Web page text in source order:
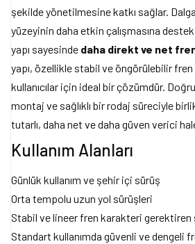
şekilde yönetilmesine katkı sağlar.
yüzeyinin daha etkin çalışmasına
yapı sayesinde daha direkt ve net
yapı, özellikle stabil ve öngörülebilir
kullanıcılar için ideal bir çözümdür.
montaj ve sağlıklı bir rodaj süreciyle
tutarlı, daha net ve daha güven verici
Kullanım Alanları
Günlük kullanım ve şehir içi sürüş
Orta tempolu uzun yol sürüşleri
Stabil ve lineer fren karakteri gerektiren
Standart kullanımda güvenli ve dengeli